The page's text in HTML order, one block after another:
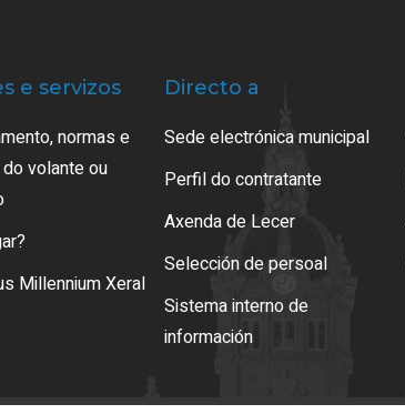
e servizos
normas e
volante ou
Millennium Xeral
Directo a
Sede electrónica municipal
Perfil do contratante
Axenda de Lecer
Selección de persoal
Sistema interno de
información